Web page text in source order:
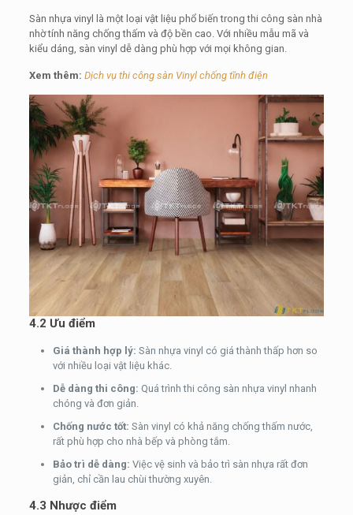
Sàn nhựa vinyl là một loại vật liệu phổ biến trong thi công sàn nhà
nhờ tính năng chống thấm và độ bền cao. Với nhiều mẫu mã và
kiểu dáng, sàn vinyl dễ dàng phù hợp với mọi không gian.
Xem thêm: Dịch vụ thi công sàn Vinyl chống tĩnh điện
4.2 Ưu điểm
Giá thành hợp lý: Sàn nhựa vinyl có giá thành thấp hơn so
với nhiều loại vật liệu khác.
Dễ dàng thi công: Quá trình thi công sàn nhựa vinyl nhanh
chóng và đơn giản.
Chống nước tốt: Sàn vinyl có khả năng chống thấm nước,
rất phù hợp cho nhà bếp và phòng tắm.
Bảo trì dễ dàng: Việc vệ sinh và bảo trì sàn nhựa rất đơn
giản, chỉ cần lau chùi thường xuyên.
4.3 Nhược điểm